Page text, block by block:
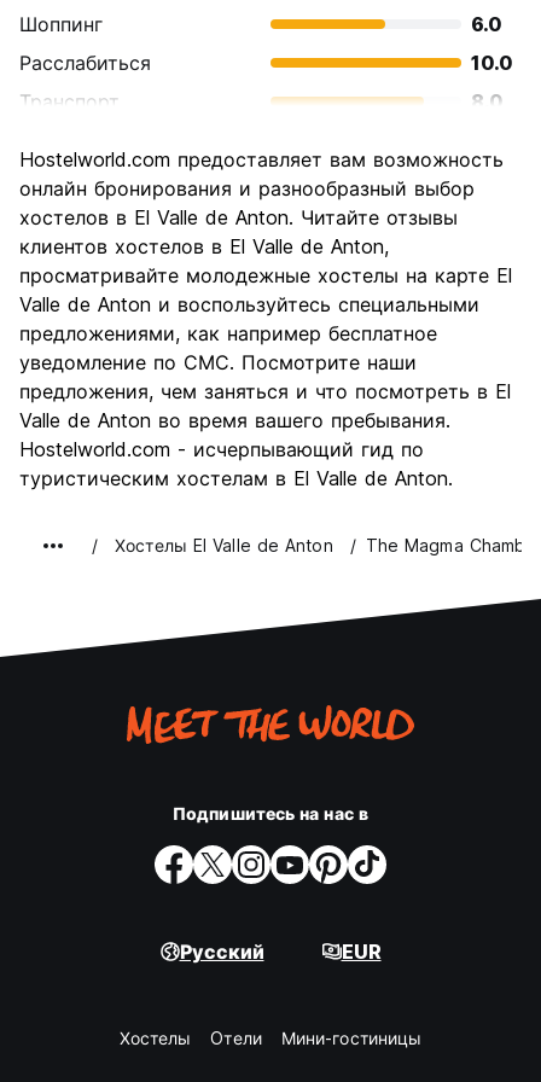
Шоппинг
6.0
Расслабиться
10.0
Транспорт
8.0
достопримечательностей
8.0
Культура
Ночная жизнь
Соотношение цены и
качества
8.0
Hostelworld.com предоставляет вам возможность
онлайн бронирования и разнообразный выбор
хостелов в El Valle de Anton. Читайте отзывы
клиентов хостелов в El Valle de Anton,
просматривайте молодежные хостелы на карте El
Valle de Anton и воспользуйтесь специальными
предложениями, как например бесплатное
уведомление по СМС. Посмотрите наши
предложения, чем заняться и что посмотреть в El
Valle de Anton во время вашего пребывания.
Hostelworld.com - исчерпывающий гид по
туристическим хостелам в El Valle de Anton.
Хостелы El Valle de Anton The Magma
Подпишитесь на нас в
Русский EUR
Хостелы Oтели Мини-гостиницы